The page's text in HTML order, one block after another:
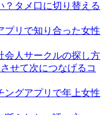
？タメ口に切り替える
プリで知り合った女性
会人サークルの探し方
せて次につなげるコ
ングアプリで年上女性